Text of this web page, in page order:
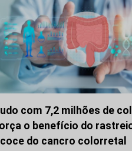
com 7,2 milhões de
o benefício do
do cancro colorretal